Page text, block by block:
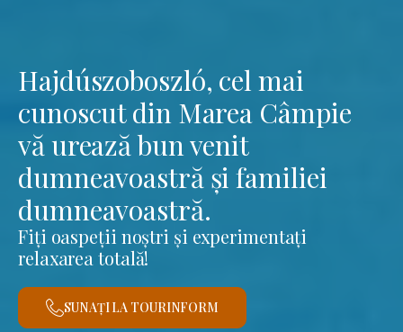
Hajdúszoboszló, cel mai
cunoscut din Marea Câmpie
vă urează bun venit
dumneavoastră și familiei
dumneavoastră.
Fiți oaspeții noștri și experimentați
relaxarea totală!
SUNAȚI LA TOURINFORM